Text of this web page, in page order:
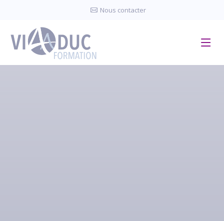
Nous contacter
Panneau de gestion des cookies